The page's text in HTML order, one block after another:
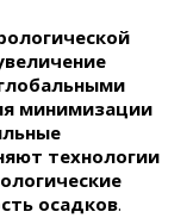
минимизации
технологии
осадков.